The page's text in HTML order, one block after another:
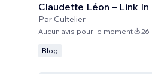
Claudette Léon – Link In
Par Cultelier
Aucun avis pour le moment 26
Blog